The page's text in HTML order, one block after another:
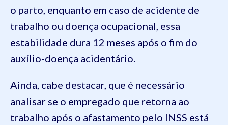
o parto, enquanto em caso de acidente de
trabalho ou doença ocupacional, essa
estabilidade dura 12 meses após o fim do
auxílio-doença acidentário.
Ainda, cabe destacar, que é necessário
analisar se o empregado que retorna ao
trabalho após o afastamento pelo INSS está